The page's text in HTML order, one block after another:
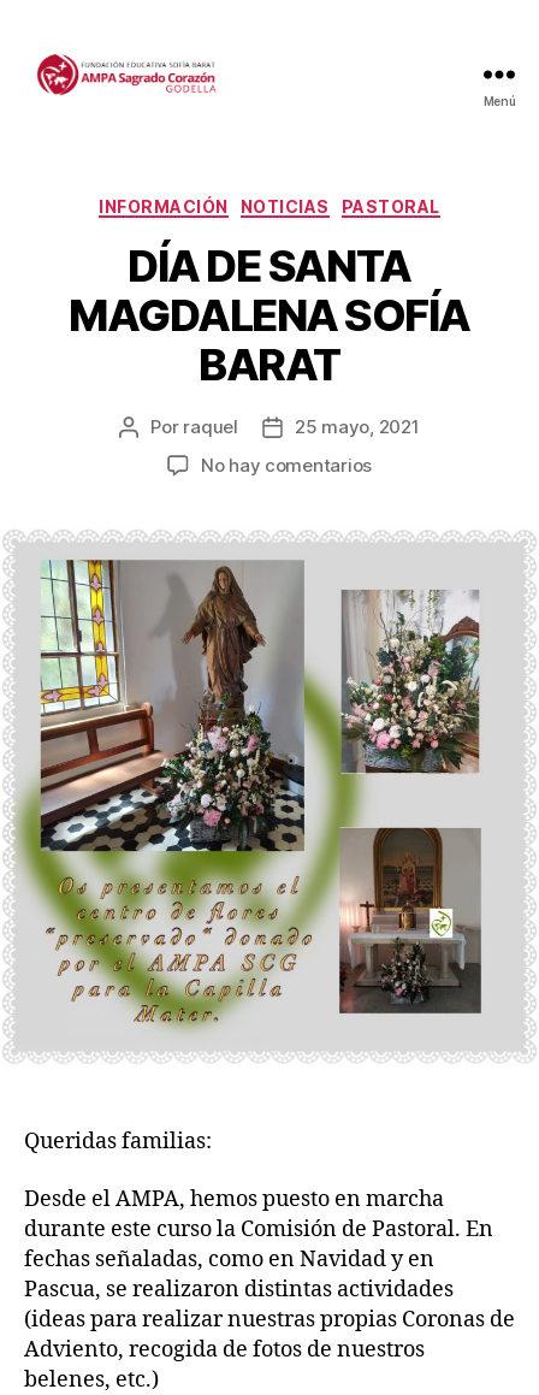
Menú
Categorías
INFORMACIÓN NOTICIAS PASTORAL
DÍA DE SANTA
MAGDALENA SOFÍA
BARAT
Autor
Por raquel
Fecha25 mayo, 2021
No hay comentariosen
SANTA
SOFÍA
BARAT
Queridas familias:
Desde el AMPA, hemos puesto en marcha
durante este curso la Comisión de Pastoral. En
fechas señaladas, como en Navidad y en
Pascua, se realizaron distintas actividades
(ideas para realizar nuestras propias Coronas de
Adviento, recogida de fotos de nuestros
belenes, etc.)